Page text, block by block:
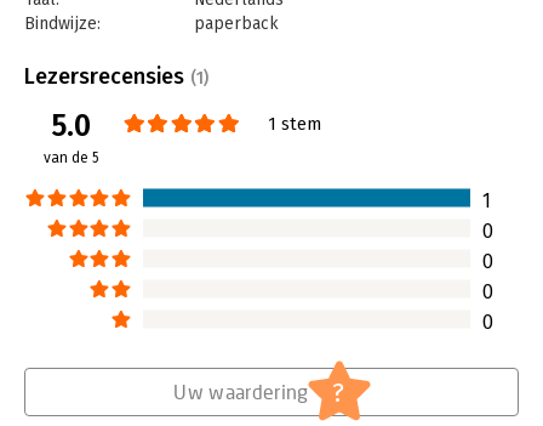
Bindwijze:
paperback
Uitgever:
Van Duuren Media
Verschijningsdatum:
26-1-2024
Hoofdrubriek:
Lezersrecensies (1)
5.0
van de 5
1 stem
1
0
0
0
0
Uw waardering ?